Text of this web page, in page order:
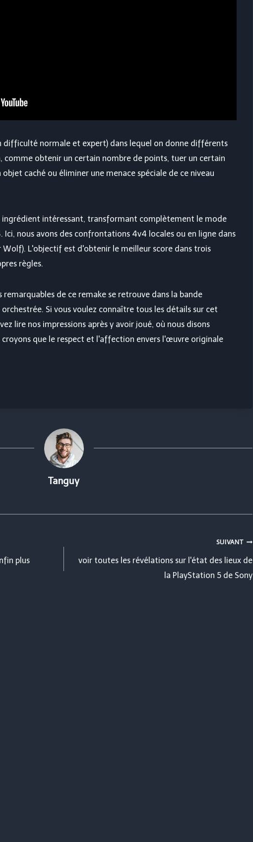
difficulté normale et expert) dans lequel on donne différents
comme obtenir un certain nombre de points, tuer un certain
caché ou éliminer une menace spéciale de ce niveau
ingrédient intéressant, transformant complètement le mode
nous avons des confrontations 4v4 locales ou en ligne dans
Wolf). L'objectif est d'obtenir le meilleur score dans trois
règles.
remarquables de ce remake se retrouve dans la bande
Si vous voulez connaître tous les détails sur cet
lire nos impressions après y avoir joué, où nous disons
croyons que le respect et l'affection envers l'œuvre originale
Tanguy
plus
SUIVANT
voir toutes les révélations sur l'état des lieux de
la PlayStation 5 de Sony